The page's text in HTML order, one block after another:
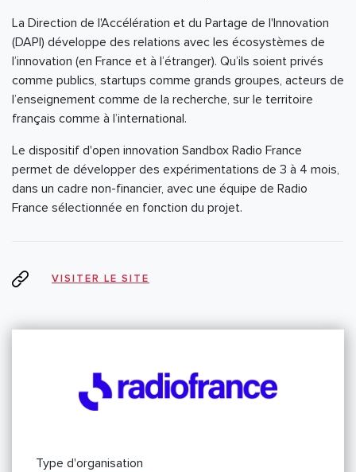
La Direction de l'Accélération et du Partage de l'Innovation
(DAPI) développe des relations avec les écosystèmes de
l’innovation (en France et à l’étranger). Qu’ils soient privés
comme publics, startups comme grands groupes, acteurs de
l’enseignement comme de la recherche, sur le territoire
français comme à l’international.
Le dispositif d'open innovation Sandbox Radio France
permet de développer des expérimentations de 3 à 4 mois,
dans un cadre non-financier, avec une équipe de Radio
France sélectionnée en fonction du projet.
VISITER LE SITE
Type d'organisation